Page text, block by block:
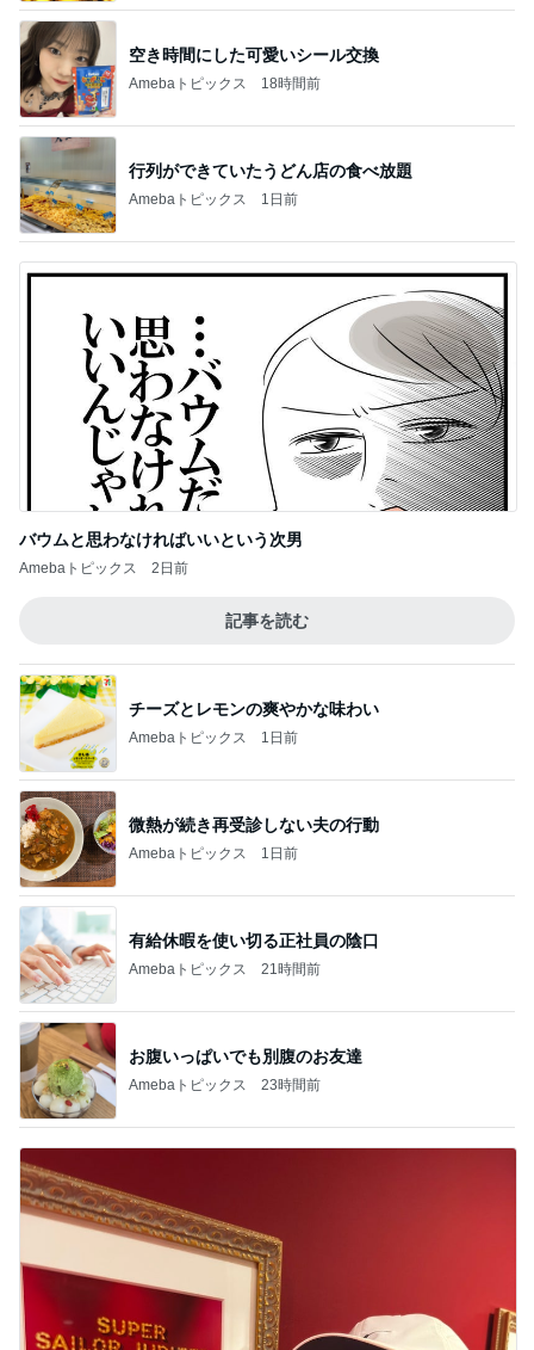
空き時間にした可愛いシール交換
Amebaトピックス 18時間前
行列ができていたうどん店の食べ放題
Amebaトピックス 1日前
バウムと思わなければいいという次男
Amebaトピックス 2日前
記事を読む
チーズとレモンの爽やかな味わい
Amebaトピックス 1日前
微熱が続き再受診しない夫の行動
Amebaトピックス 1日前
有給休暇を使い切る正社員の陰口
Amebaトピックス 21時間前
お腹いっぱいでも別腹のお友達
Amebaトピックス 23時間前